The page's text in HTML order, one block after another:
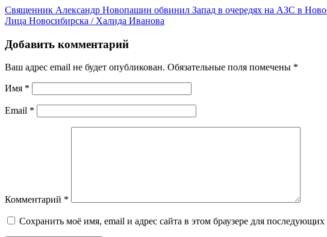
Священник Александр Новопашин обвинил Запад в очередях на АЗС в
Лица Новосибирска / Халида Иванова
Добавить комментарий
Ваш адрес email не будет опубликован. Обязательные поля помечены *
Имя *
Email *
Комментарий *
Сохранить моё имя, email и адрес сайта в этом браузере для